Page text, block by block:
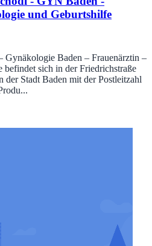
und Geburtshilfe
Gynäkologie Baden – Frauenärztin –
sich in der Friedrichstraße
der Stadt Baden mit der Postleitzahl